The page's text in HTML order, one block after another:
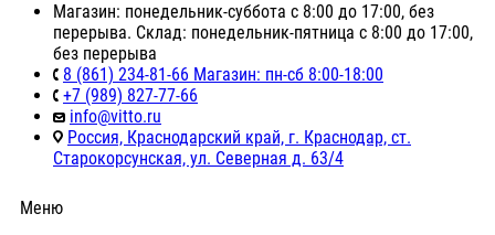
Магазин: понедельник-суббота с 8:00 до 17:00, без
перерыва. Склад: понедельник-пятница с 8:00 до 17:00,
без перерыва
8 (861) 234-81-66 Магазин: пн-сб 8:00-18:00
+7 (989) 827-77-66
info@vitto.ru
Россия, Краснодарский край, г. Краснодар, ст.
Старокорсунская, ул. Северная д. 63/4
Меню